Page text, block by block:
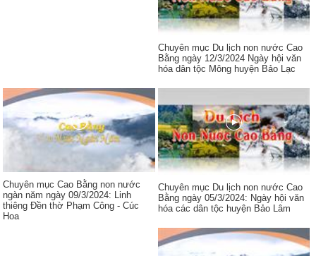
Chuyên mục Du lịch non nước Cao
Bằng ngày 12/3/2024 Ngày hội văn
hóa dân tộc Mông huyện Bảo Lạc
Chuyên mục Cao Bằng non nước
ngàn năm ngày 09/3/2024: Linh
thiêng Đền thờ Phạm Công - Cúc
Hoa
Chuyên mục Du lịch non nước Cao
Bằng ngày 05/3/2024: Ngày hội văn
hóa các dân tộc huyện Bảo Lâm